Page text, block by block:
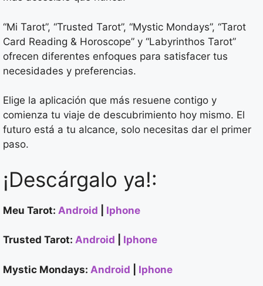
“Mi Tarot”, “Trusted Tarot”, “Mystic Mondays”, “Tarot
Card Reading & Horoscope” y “Labyrinthos Tarot”
ofrecen diferentes enfoques para satisfacer tus
necesidades y preferencias.
Elige la aplicación que más resuene contigo y
comienza tu viaje de descubrimiento hoy mismo. El
futuro está a tu alcance, solo necesitas dar el primer
paso.
¡Descárgalo ya!:
Meu Tarot: Android Iphone
Trusted Tarot: Android Iphone
Mystic Mondays: Android Iphone